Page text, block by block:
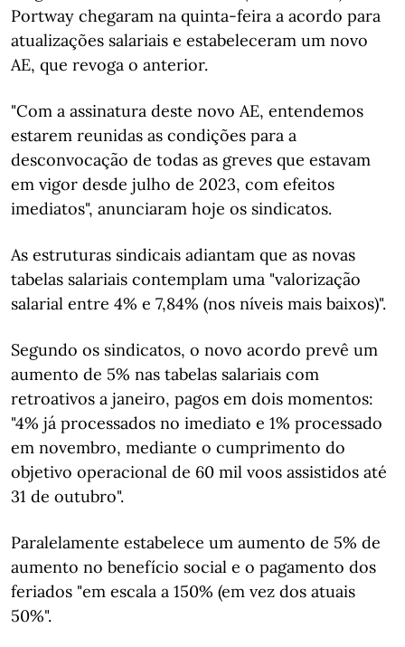
Portway chegaram na quinta-feira a acordo para
atualizações salariais e estabeleceram um novo
AE, que revoga o anterior.
"Com a assinatura deste novo AE, entendemos
estarem reunidas as condições para a
desconvocação de todas as greves que estavam
em vigor desde julho de 2023, com efeitos
imediatos", anunciaram hoje os sindicatos.
As estruturas sindicais adiantam que as novas
tabelas salariais contemplam uma "valorização
salarial entre 4% e 7,84% (nos níveis mais baixos)".
Segundo os sindicatos, o novo acordo prevê um
aumento de 5% nas tabelas salariais com
retroativos a janeiro, pagos em dois momentos:
"4% já processados no imediato e 1% processado
em novembro, mediante o cumprimento do
objetivo operacional de 60 mil voos assistidos até
31 de outubro".
Paralelamente estabelece um aumento de 5% de
aumento no benefício social e o pagamento dos
feriados "em escala a 150% (em vez dos atuais
50%".